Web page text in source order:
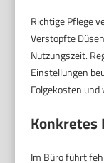
Richtige Pflege
Verstopfte
Nutzungszeit.
Einstellungen
Folgekosten
Konkretes
Im Büro führt